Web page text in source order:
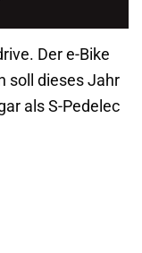
Der e-Bike
soll dieses Jahr
als S-Pedelec